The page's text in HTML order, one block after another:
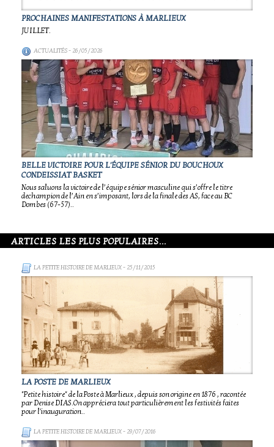
PROCHAINES MANIFESTATIONS À MARLIEUX
JUILLET.
ACTUALITÉS- 26/05/2026
BELLE VICTOIRE POUR L'ÉQUIPE SÉNIOR DU BOUCHOUX
CONDEISSIAT BASKET
Nous saluons la victoire de l’équipe sénior masculine qui s’offre le titre
dechampion de l’Ain en s’imposant, lors de la finale des AS, face au BC
Dombes (67-57)..
ARTICLES LES PLUS POPULAIRES...
LA PETITE HISTOIRE DE MARLIEUX- 25/11/2015
LA POSTE DE MARLIEUX
"Petite histoire" de la Poste à Marlieux , depuis son origine en 1876 , racontée
par Denise DIAS.On appréciera tout particulièrement les festivités faites
pour l'inauguration..
LA PETITE HISTOIRE DE MARLIEUX- 29/07/2016